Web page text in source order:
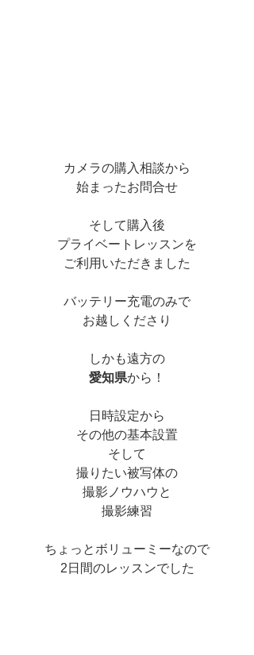
カメラの購入相談から
始まったお問合せ
そして購入後
プライベートレッスンを
ご利用いただきました
バッテリー充電のみで
お越しくださり
しかも遠方の
愛知県から！
日時設定から
その他の基本設置
そして
撮りたい被写体の
撮影ノウハウと
撮影練習
ちょっとボリューミーなので
2日間のレッスンでした